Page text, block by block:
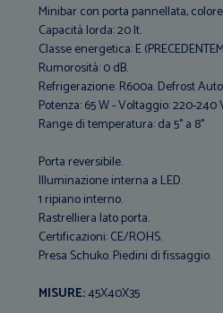
Minibar con porta pannellata,
Capacità lorda: 20 lt.
Classe energetica: E
Rumorosità: 0 dB.
Refrigerazione: R600a. Defrost
Potenza: 65 W - Voltaggio: 220-240
Range di temperatura: da 5° a 8°
Porta reversibile.
Illuminazione interna a LED.
1 ripiano interno.
Rastrelliera lato porta.
Certificazioni: CE/ROHS.
Presa Schuko. Piedini di fissaggio.
MISURE:45X40X35